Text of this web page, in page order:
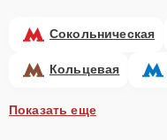
Сокольническая
Кольцевая
Показать еще